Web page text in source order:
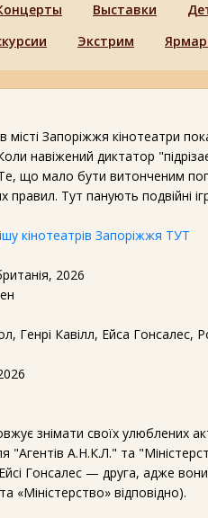
Выставки
Экстрим
місті Запоріжжя кінотеатри
навіжений диктатор
що мало бути витонченим
Тут панують подвійні
кінотеатрів Запоріжжя ТУТ
2026
Генрі Кавілл, Ейса Гонсалес,
знімати своїх улюблених
"Агентів А.Н.К.Л." та
Гонсалес — друга, адже вони
«Міністерство» відповідно).